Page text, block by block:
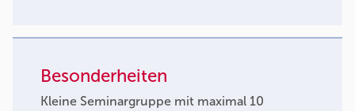
Besonderheiten
Kleine Seminargruppe mit maximal 10